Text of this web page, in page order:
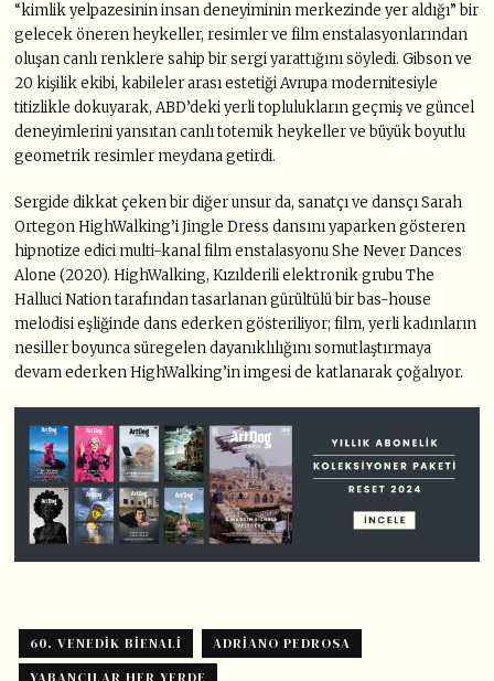
“kimlik yelpazesinin insan deneyiminin merkezinde yer aldığı” bir
gelecek öneren heykeller, resimler ve film enstalasyonlarından
oluşan canlı renklere sahip bir sergi yarattığını söyledi. Gibson ve
20 kişilik ekibi, kabileler arası estetiği Avrupa modernitesiyle
titizlikle dokuyarak, ABD’deki yerli toplulukların geçmiş ve güncel
deneyimlerini yansıtan canlı totemik heykeller ve büyük boyutlu
geometrik resimler meydana getirdi.
Sergide dikkat çeken bir diğer unsur da, sanatçı ve dansçı Sarah
Ortegon HighWalking’i Jingle Dress dansını yaparken gösteren
hipnotize edici multi-kanal film enstalasyonu She Never Dances
Alone (2020). HighWalking, Kızılderili elektronik grubu The
Halluci Nation tarafından tasarlanan gürültülü bir bas-house
melodisi eşliğinde dans ederken gösteriliyor; film, yerli kadınların
nesiller boyunca süregelen dayanıklılığını somutlaştırmaya
devam ederken HighWalking’in imgesi de katlanarak çoğalıyor.
60. VENEDIK BIENALI
ADRIANO PEDROSA